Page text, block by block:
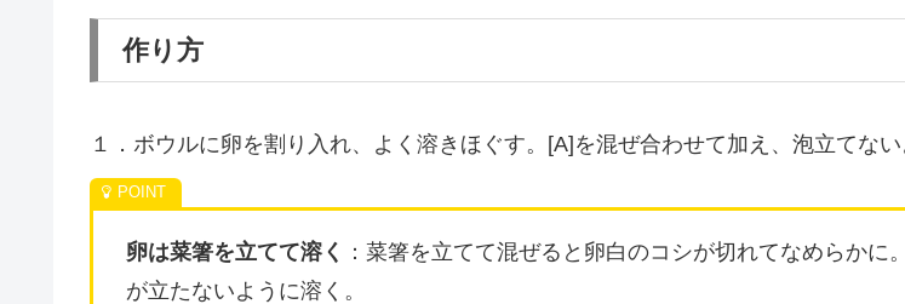
作り方
１．ボウルに卵を割り入れ、よく溶きほぐす。[A]を混ぜ合わせて加え、泡立てない
卵は菜箸を立てて溶く
：菜箸を立てて混ぜると卵白のコシが切れてなめらかに
が立たないように溶く。